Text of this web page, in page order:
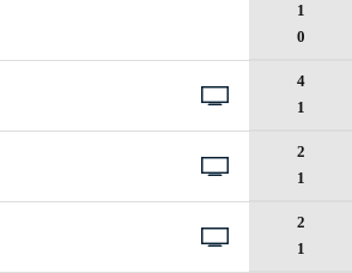
1
0
4
1
2
1
2
1